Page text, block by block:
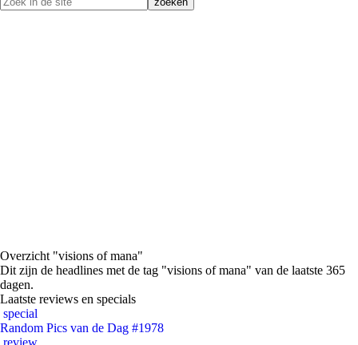
Overzicht "visions of mana"
Dit zijn de headlines met de tag "visions of mana" van de laatste 365
dagen.
Laatste reviews en specials
special
Random Pics van de Dag #1978
review